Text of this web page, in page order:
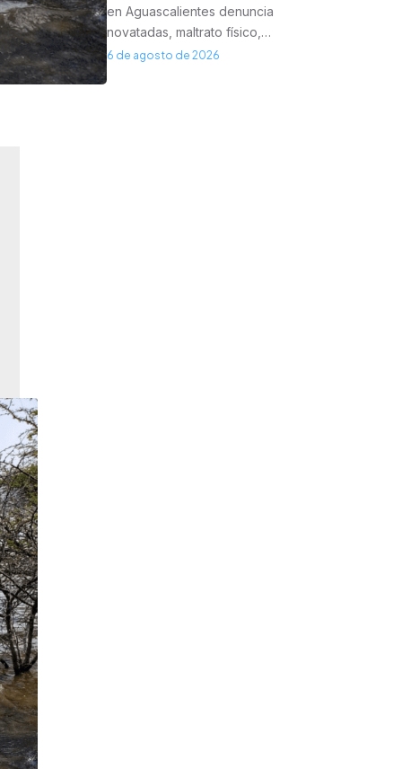
en Aguascalientes denuncia
novatadas, maltrato físico,…
6 de agosto de 2026